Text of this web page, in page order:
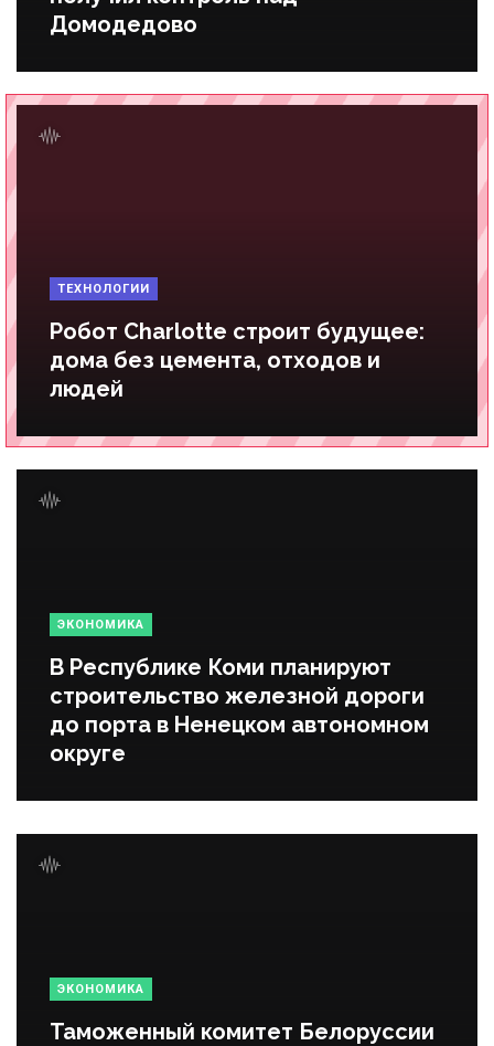
Домодедово
ТЕХНОЛОГИИ
Робот Charlotte строит будущее:
дома без цемента, отходов и
людей
ЭКОНОМИКА
В Республике Коми планируют
строительство железной дороги
до порта в Ненецком автономном
округе
ЭКОНОМИКА
Таможенный комитет Белоруссии